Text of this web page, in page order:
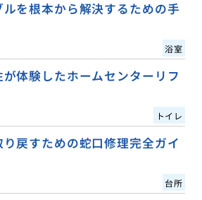
を根本から解決するための手
浴室
体験したホームセンターリフ
トイレ
戻すための蛇口修理完全ガイ
台所